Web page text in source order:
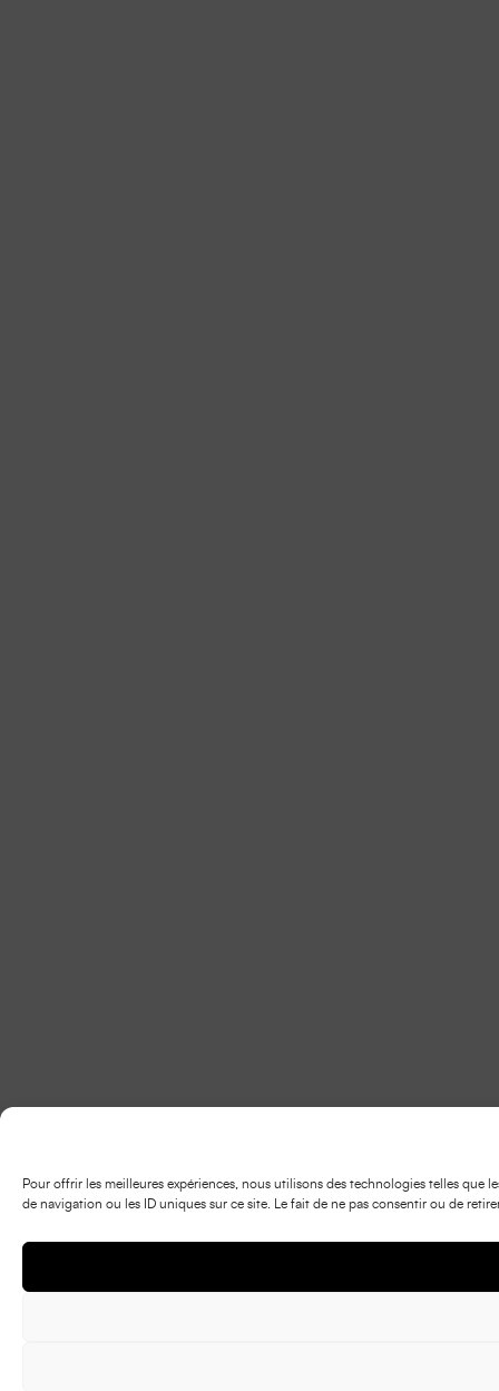
Pour offrir les meilleures expériences, nous utilisons des technologies telles
de navigation ou les ID uniques sur ce site. Le fait de ne pas consentir ou de